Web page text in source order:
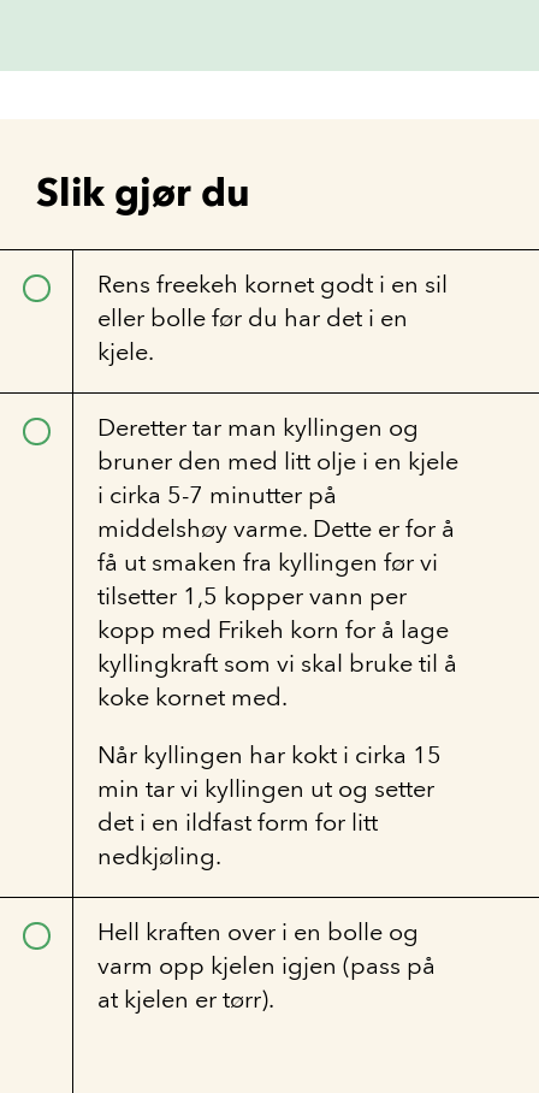
Slik gjør du
Rens freekeh kornet godt i en sil
eller bolle før du har det i en
kjele.
Deretter tar man kyllingen og
bruner den med litt olje i en kjele
i cirka 5-7 minutter på
middelshøy varme. Dette er for å
få ut smaken fra kyllingen før vi
tilsetter 1,5 kopper vann per
kopp med Frikeh korn for å lage
kyllingkraft som vi skal bruke til å
koke kornet med.
Når kyllingen har kokt i cirka 15
min tar vi kyllingen ut og setter
det i en ildfast form for litt
nedkjøling.
Hell kraften over i en bolle og
varm opp kjelen igjen (pass på
at kjelen er tørr).